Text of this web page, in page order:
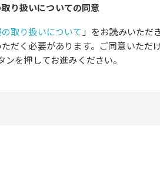
り扱いについての同意
取り扱いについて 」をお読みいただ
だく必要があります。ご同意いただ
ンを押してお進みください。